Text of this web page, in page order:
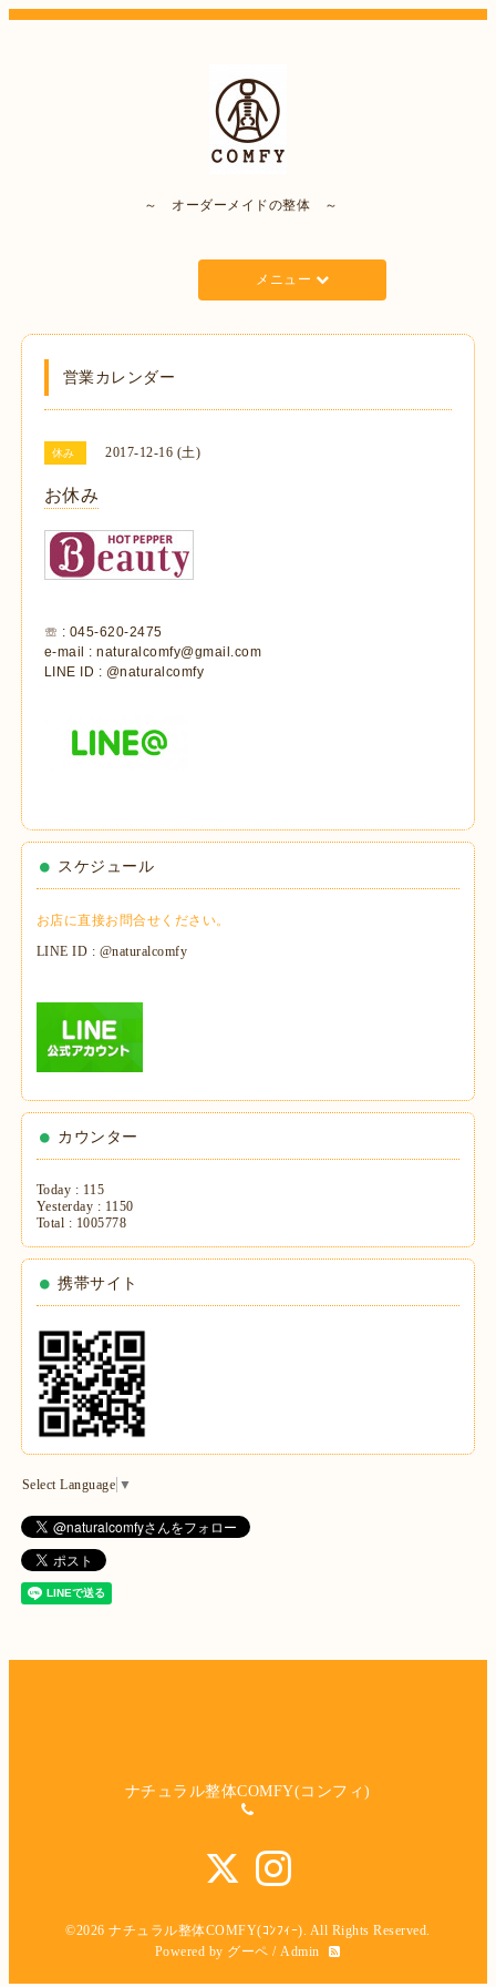
～ オーダーメイドの整体 ～
メニュー
営業カレンダー
休み 2017-12-16 (土)
お休み
☏ : 045-620-2475
e-mail : naturalcomfy@gmail.com
LINE ID : @naturalcomfy
スケジュール
お店に直接お問合せください。
LINE ID : @naturalcomfy
カウンター
Today : 115
Yesterday : 1150
Total : 1005778
携帯サイト
Select Language ▼
ナチュラル整体COMFY(コンフィ)
©2026ナチュラル整体COMFY(ｺﾝﾌｨｰ) . All Rights Reserved.
Powered by グーペ / Admin